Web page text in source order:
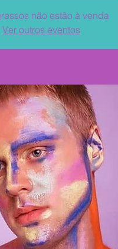
não estão à venda
Ver outros eventos